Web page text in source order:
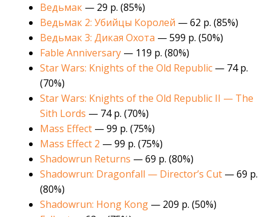
Ведьмак— 29 р. (85%)
Ведьмак 2: Убийцы Королей — 62 р. (85%)
Ведьмак 3: Дикая Охота — 599 р. (50%)
Fable Anniversary— 119 р. (80%)
Star Wars: Knights of the Old Republic— 74 р.
(70%)
Star Wars: Knights of the Old Republic II — The
Sith Lords — 74 р. (70%)
Mass Effect— 99 р. (75%)
Mass Effect 2 — 99 р. (75%)
Shadowrun Returns — 69 р. (80%)
Shadowrun: Dragonfall — Director’s Cut— 69 р.
(80%)
Shadowrun: Hong Kong— 209 р. (50%)